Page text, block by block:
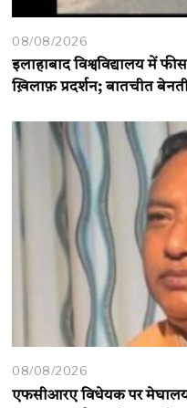
08/08/2026
इलाहाबाद विश्वविद्यालय में
ख़िलाफ़ प्रदर्शन; बातचीत
08/08/2026
एफसीआरए विधेयक पर